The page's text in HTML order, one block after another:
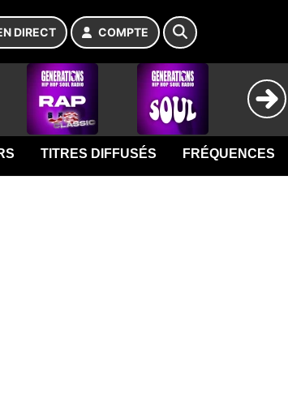
DIRECT COMPTE
TITRES DIFFUSÉS FRÉQUENCES